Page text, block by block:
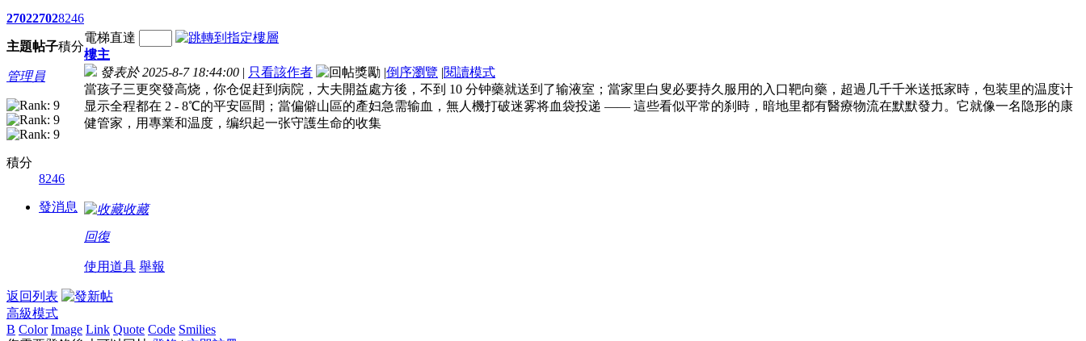
2702
主題
2702
帖子
8246
積分
管理員
積分
8246
發消息
電梯直達
樓主
發表於 2025-8-7 18:44:00 | 只看該作者 |倒序瀏覽 |閱讀模式
當孩子三更突發高烧，你仓促赶到病院，大夫開益處方後，不到 10 分钟藥就送到了输液室；當家里白叟必要持久服用的入口靶向藥，超過几千千米送抵家時，包装里的温度计
显示全程都在 2 - 8℃的平安區間；當偏僻山區的產妇急需输血，無人機打破迷雾将血袋投递 —— 這些看似平常的刹時，暗地里都有醫療物流在默默發力。它就像一名隐形的康
健管家，用專業和温度，编织起一张守護生命的收集
收藏
回復
使用道具 舉報
返回列表
高級模式
B Color Image Link Quote Code Smilies